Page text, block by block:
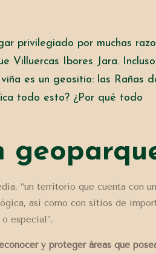
privilegiado por muchas
Villuercas Ibores Jara.Incluso
es un geositio: las Rañas
todo esto? ¿Por qué todo
“un territorio que cuenta con
así como con sitios de
especial”.
y proteger áreas que